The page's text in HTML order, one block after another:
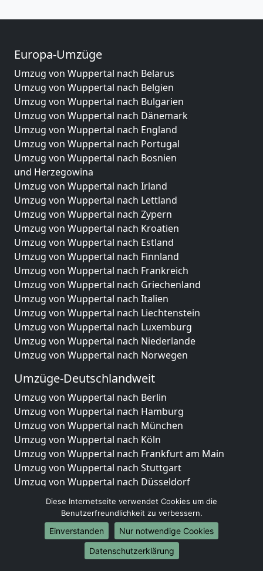
Europa-Umzüge
Umzug von Wuppertal nach Belarus
Umzug von Wuppertal nach Belgien
Umzug von Wuppertal nach Bulgarien
Umzug von Wuppertal nach Dänemark
Umzug von Wuppertal nach England
Umzug von Wuppertal nach Portugal
Umzug von Wuppertal nach Bosnien
und Herzegowina
Umzug von Wuppertal nach Irland
Umzug von Wuppertal nach Lettland
Umzug von Wuppertal nach Zypern
Umzug von Wuppertal nach Kroatien
Umzug von Wuppertal nach Estland
Umzug von Wuppertal nach Finnland
Umzug von Wuppertal nach Frankreich
Umzug von Wuppertal nach Griechenland
Umzug von Wuppertal nach Italien
Umzug von Wuppertal nach Liechtenstein
Umzug von Wuppertal nach Luxemburg
Umzug von Wuppertal nach Niederlande
Umzug von Wuppertal nach Norwegen
Umzüge-Deutschlandweit
Umzug von Wuppertal nach Berlin
Umzug von Wuppertal nach Hamburg
Umzug von Wuppertal nach München
Umzug von Wuppertal nach Köln
Umzug von Wuppertal nach Frankfurt am Main
Umzug von Wuppertal nach Stuttgart
Umzug von Wuppertal nach Düsseldorf
Umzug von Wuppertal nach Leipzig
Umzug von Wuppertal nach Dortmund
Umzug von Wuppertal nach Essen
Umzug von Wuppertal nach Bremen
Umzug von Wuppertal nach Dresden
Diese Internetseite verwendet Cookies um die
Benutzerfreundlichkeit zu verbessern.
Einverstanden
Nur notwendige Cookies
Datenschutzerklärung